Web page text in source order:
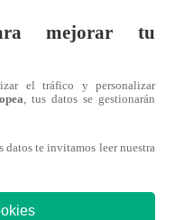
con
con
puede
mejorar tu
el tráfico y personalizar
, tus datos se gestionarán
datos te invitamos leer nuestra